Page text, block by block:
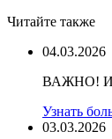
Читайте также
04.03.2026
ВАЖНО!
Узнать
03.03.2026